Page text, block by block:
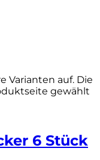
Varianten auf. Die
gewählt
6 Stück